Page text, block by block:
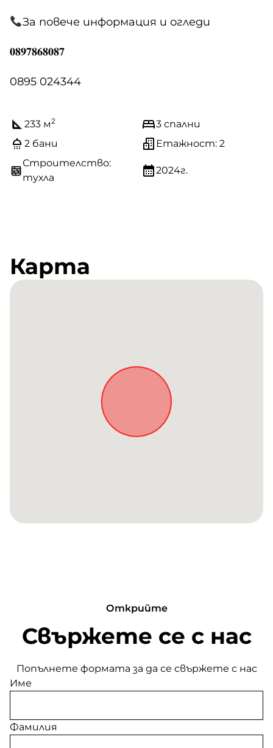
За повече информация и огледи
𝟎𝟖𝟗𝟕𝟖𝟔𝟖𝟎𝟖𝟕
0895 024344
233 м2
3 спални
2 бани
Етажност: 2
Строителство:
тухла
2024г.
Карта
Открийте
Свържете се с нас
Попълнете формата за да се свържете с нас
Име
Фамилия